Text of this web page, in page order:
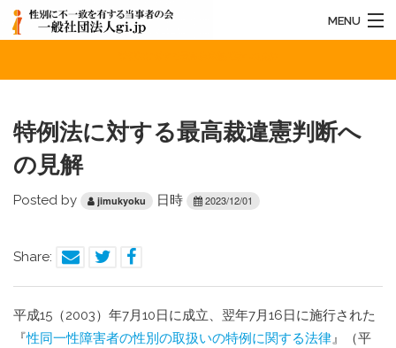
MENU
お知らせ
活動内容
特例法に対する最高裁違憲判断へ
の見解
Posted by jimukyoku 日時 2023/12/01
Share:
平成15（2003）年7月10日に成立、翌年7月16日に施行された
『性同一性障害者の性別の取扱いの特例に関する法律』（平